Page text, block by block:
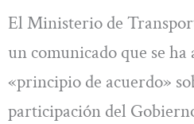
El Ministerio de
un comunicado que se ha
«principio de acuerdo»
participación del